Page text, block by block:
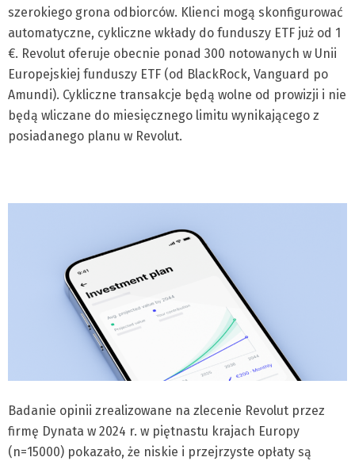
szerokiego grona odbiorców. Klienci mogą skonfigurować
automatyczne, cykliczne wkłady do funduszy ETF już od 1
€. Revolut oferuje obecnie ponad 300 notowanych w Unii
Europejskiej funduszy ETF (od BlackRock, Vanguard po
Amundi). Cykliczne transakcje będą wolne od prowizji i nie
będą wliczane do miesięcznego limitu wynikającego z
posiadanego planu w Revolut.
Badanie opinii zrealizowane na zlecenie Revolut przez
firmę Dynata w 2024 r. w piętnastu krajach Europy
(n=15000) pokazało, że niskie i przejrzyste opłaty są